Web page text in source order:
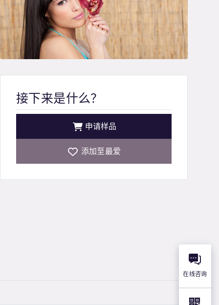
接下来是什么？
申请样品
添加至最爱
在线咨询